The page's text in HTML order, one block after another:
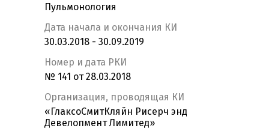
Пульмонология
Дата начала и окончания КИ
30.03.2018 - 30.09.2019
Номер и дата РКИ
№ 141 от 28.03.2018
Организация, проводящая КИ
«ГлаксоСмитКляйн Рисерч энд
Девелопмент Лимитед»